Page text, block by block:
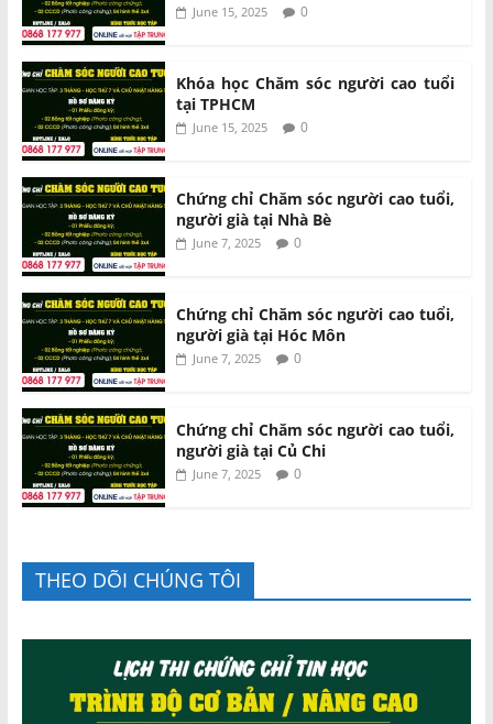
June 15, 2025 0
Khóa học Chăm sóc người cao tuổi
tại TPHCM
June 15, 2025 0
Chứng chỉ Chăm sóc người cao tuổi,
người già tại Nhà Bè
June 7, 2025 0
Chứng chỉ Chăm sóc người cao tuổi,
người già tại Hóc Môn
June 7, 2025 0
Chứng chỉ Chăm sóc người cao tuổi,
người già tại Củ Chi
June 7, 2025 0
THEO DÕI CHÚNG TÔI